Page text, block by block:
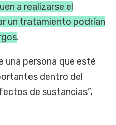
a realizarse el
un tratamiento podrían
.
una persona que esté
dentro del
de sustancias”,